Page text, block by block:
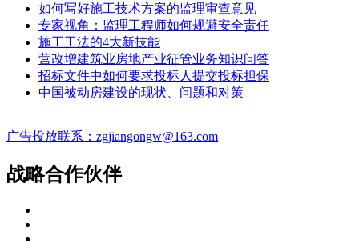
如何写好施工技术方案的监理审查意见
专家视角：监理工程师如何规避安全责任
施工工法的4大新技能
营改增建筑业房地产业征管业务知识问答
招标文件中如何要求投标人提交投标担保
中国被动房建设的现状、问题和对策
广告投放联系：zgjiangongw@163.com
战略合作伙伴